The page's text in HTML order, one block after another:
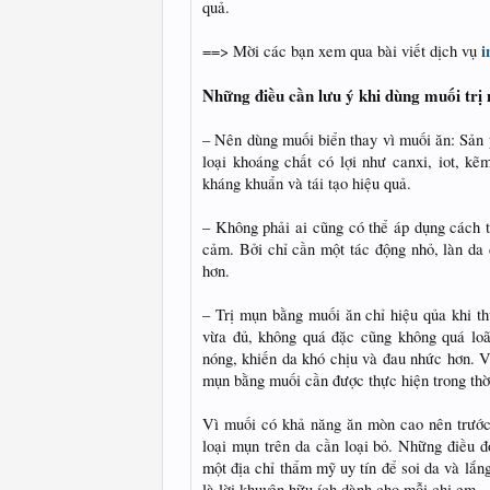
quả.
==> Mời các bạn xem qua bài viết dịch vụ
Những điều cần lưu ý khi dùng muối trị
– Nên dùng muối biển thay vì muối ăn:
loại khoáng chất có lợi như canxi, iot,
kháng khuẩn và tái tạo hiệu quả.
– Không phải ai cũng có thể áp dụng
cảm. Bởi chỉ cần một tác động nhỏ, làn
hơn.
– Trị mụn bằng muối ăn chỉ hiệu qủa khi
vừa đủ, không quá đặc cũng không quá
nóng, khiến da khó chịu và đau nhức hơn.
mụn bằng muối cần được thực hiện trong
Vì muối có khả năng ăn mòn cao nên
loại mụn trên da cần loại bỏ. Những điều
một địa chỉ thẩm mỹ uy tín để soi da và